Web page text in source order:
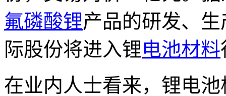
氟磷酸锂产品的研发、
际股份将进入锂电池材料
在业内人士看来，锂电